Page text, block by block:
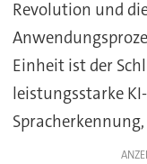
Revolution und
Einheit ist der
leistungsstarke